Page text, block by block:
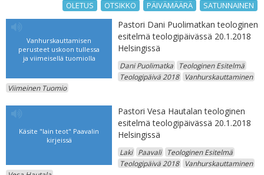
OLETUS OTSIKKO PÄIVÄMÄÄRÄ SATUNNAINEN
Vanhurskauttamisen
perusteet uskoon tullessa
ja viimeisellä tuomiolla
Pastori Dani Puolimatkan teologinen
esitelmä teologipäivässä 20.1.2018
Helsingissä
Dani Puolimatka
Teologinen Esitelmä
Teologipäivä 2018
Vanhurskauttaminen
Viimeinen Tuomio
Käsite "lain teot" Paavalin
kirjeissä
Pastori Vesa Hautalan teologinen
esitelmä teologipäivässä 20.1.2018
Helsingissä
Laki Paavali
Teologinen Esitelmä
Teologipäivä 2018
Vanhurskauttaminen